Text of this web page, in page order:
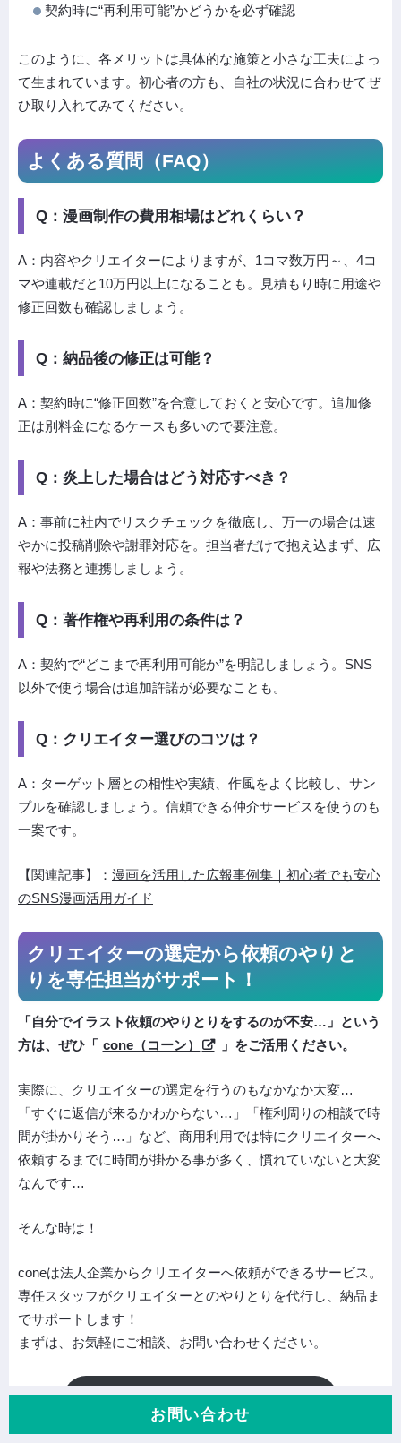
お問い合わせ
契約時に“再利用可能”かどうかを必ず確認
このように、各メリットは具体的な施策と小さな工夫によっ
て生まれています。初心者の方も、自社の状況に合わせてぜ
ひ取り入れてみてください。
よくある質問（FAQ）
Q：漫画制作の費用相場はどれくらい？
A：内容やクリエイターによりますが、1コマ数万円～、4コ
マや連載だと10万円以上になることも。見積もり時に用途や
修正回数も確認しましょう。
Q：納品後の修正は可能？
A：契約時に“修正回数”を合意しておくと安心です。追加修
正は別料金になるケースも多いので要注意。
Q：炎上した場合はどう対応すべき？
A：事前に社内でリスクチェックを徹底し、万一の場合は速
やかに投稿削除や謝罪対応を。担当者だけで抱え込まず、広
報や法務と連携しましょう。
Q：著作権や再利用の条件は？
A：契約で“どこまで再利用可能か”を明記しましょう。SNS
以外で使う場合は追加許諾が必要なことも。
Q：クリエイター選びのコツは？
A：ターゲット層との相性や実績、作風をよく比較し、サン
プルを確認しましょう。信頼できる仲介サービスを使うのも
一案です。
【関連記事】： 漫画を活用した広報事例集｜初心者でも安心
のSNS漫画活用ガイド
クリエイターの選定から依頼のやりと
りを専任担当がサポート！
「自分でイラスト依頼のやりとりをするのが不安…」という
方は、ぜひ「 cone（コーン） 」をご活用ください。
実際に、クリエイターの選定を行うのもなかなか大変…
「すぐに返信が来るかわからない…」「権利周りの相談で時
間が掛かりそう…」など、商用利用では特にクリエイターへ
依頼するまでに時間が掛かる事が多く、慣れていないと大変
なんです…
そんな時は！
coneは法人企業からクリエイターへ依頼ができるサービス。
専任スタッフがクリエイターとのやりとりを代行し、納品ま
でサポートします！
まずは、お気軽にご相談、お問い合わせください。
お問い合わせフォーム